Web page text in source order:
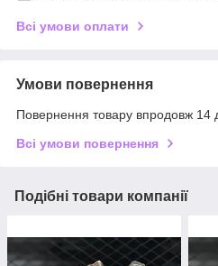
Всі умови оплати
Умови повернення
Повернення товару впродовж 14
Всі умови повернення
Подібні товари компанії